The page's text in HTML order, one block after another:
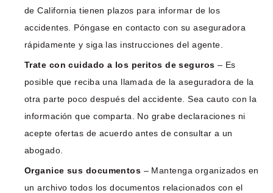
de California tienen plazos para informar de los
accidentes. Póngase en contacto con su aseguradora
rápidamente y siga las instrucciones del agente.
Trate con cuidado a los peritos de seguros – Es
posible que reciba una llamada de la aseguradora de la
otra parte poco después del accidente. Sea cauto con la
información que comparta. No grabe declaraciones ni
acepte ofertas de acuerdo antes de consultar a un
abogado.
Organice sus documentos – Mantenga organizados en
un archivo todos los documentos relacionados con el